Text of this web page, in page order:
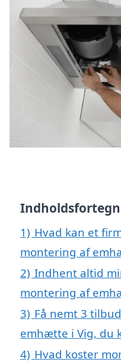
1) Hvad kan et
montering af
2) Indhent altid
montering af
3) Få nemt 3
emhætte i Vig, du
4) Hvad koster